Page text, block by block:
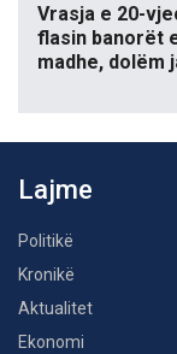
Vrasja e 20-
flasin banorët
madhe, dolëm
Lajme
Politikë
Kronikë
Aktualitet
Ekonomi